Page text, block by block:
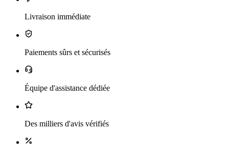
Livraison immédiate
Paiements sûrs et sécurisés
Équipe d'assistance dédiée
Des milliers d'avis vérifiés